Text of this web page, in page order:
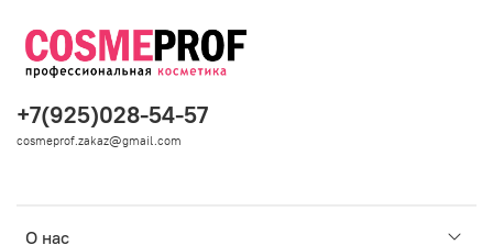
О нас
+7(925)028-54-57
cosmeprof.zakaz@gmail.com